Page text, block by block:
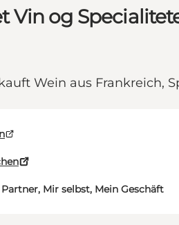
Vin og
Wein aus Frankreich,
Mir selbst, Mein Geschäft